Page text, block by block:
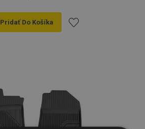
Pridať Do Košíka
prianí